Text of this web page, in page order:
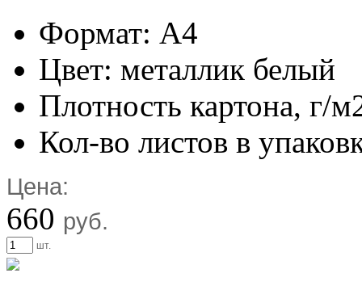
Формат: А4
Цвет: металлик белый
Плотность картона, г/
Кол-во листов в
Цена:
660 руб.
шт.